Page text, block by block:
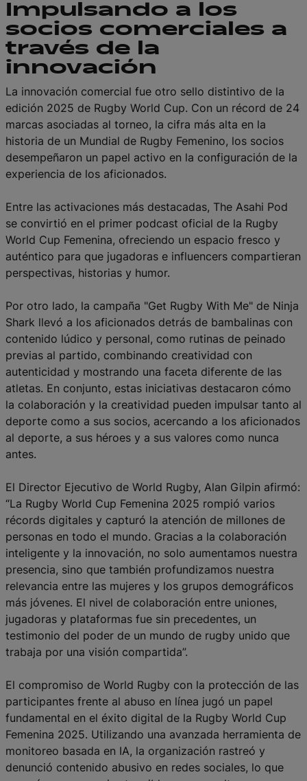
Impulsando a los
socios comerciales a
través de la
innovación
La innovación comercial fue otro sello distintivo de la
edición 2025 de Rugby World Cup. Con un récord de 24
marcas asociadas al torneo, la cifra más alta en la
historia de un Mundial de Rugby Femenino, los socios
desempeñaron un papel activo en la configuración de la
experiencia de los aficionados.
Entre las activaciones más destacadas, The Asahi Pod
se convirtió en el primer podcast oficial de la Rugby
World Cup Femenina, ofreciendo un espacio fresco y
auténtico para que jugadoras e influencers compartieran
perspectivas, historias y humor.
Por otro lado, la campaña "Get Rugby With Me" de Ninja
Shark llevó a los aficionados detrás de bambalinas con
contenido lúdico y personal, como rutinas de peinado
previas al partido, combinando creatividad con
autenticidad y mostrando una faceta diferente de las
atletas. En conjunto, estas iniciativas destacaron cómo
la colaboración y la creatividad pueden impulsar tanto al
deporte como a sus socios, acercando a los aficionados
al deporte, a sus héroes y a sus valores como nunca
antes.
El Director Ejecutivo de World Rugby, Alan Gilpin afirmó:
“La Rugby World Cup Femenina 2025 rompió varios
récords digitales y capturó la atención de millones de
personas en todo el mundo. Gracias a la colaboración
inteligente y la innovación, no solo aumentamos nuestra
presencia, sino que también profundizamos nuestra
relevancia entre las mujeres y los grupos demográficos
más jóvenes. El nivel de colaboración entre uniones,
jugadoras y plataformas fue sin precedentes, un
testimonio del poder de un mundo de rugby unido que
trabaja por una visión compartida”.
El compromiso de World Rugby con la protección de las
participantes frente al abuso en línea jugó un papel
fundamental en el éxito digital de la Rugby World Cup
Femenina 2025. Utilizando una avanzada herramienta de
monitoreo basada en IA, la organización rastreó y
denunció contenido abusivo en redes sociales, lo que